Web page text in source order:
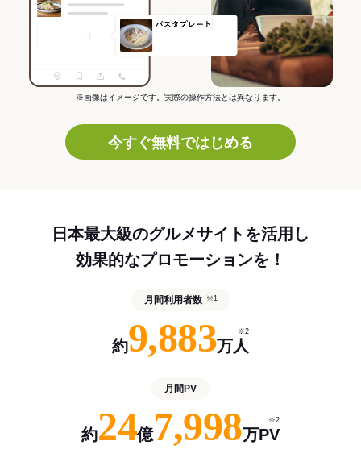
※画像はイメージです。実際の操作方法とは異なります。
今すぐ無料ではじめる
日本最大級のグルメサイトを活用し
効果的なプロモーションを！
月間利用者数 ※1
約9,883万人
※2
月間PV
約24億7,998万PV
※2